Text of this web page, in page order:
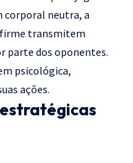
corporal neutra, a
transmitem
parte dos oponentes.
psicológica,
ações.